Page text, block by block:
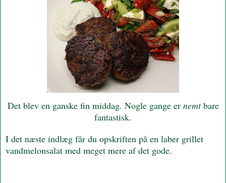
Det blev en ganske fin middag. Nogle gange er nemtbare
fantastisk.
I det næste indlæg får du opskriften på en laber grillet
vandmelonsalat med meget mere af det gode.